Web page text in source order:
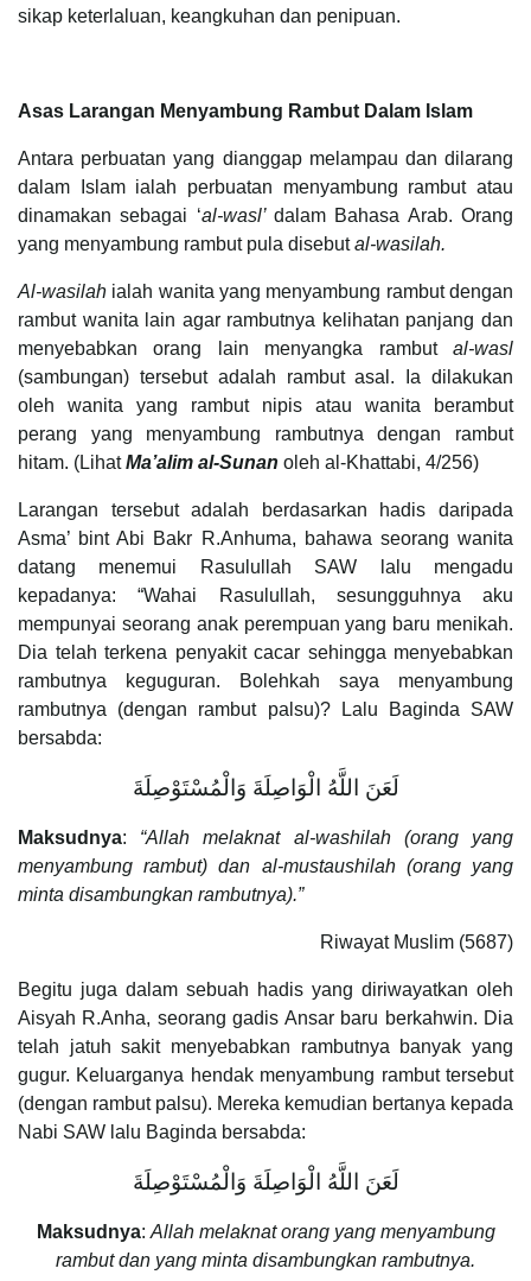
sikap keterlaluan, keangkuhan dan penipuan.
Asas Larangan Menyambung Rambut Dalam Islam
Antara perbuatan yang dianggap melampau dan dilarang
dalam Islam ialah perbuatan menyambung rambut atau
dinamakan sebagai ‘al-wasl’dalam Bahasa Arab. Orang
yang menyambung rambut pula disebutal-wasilah.
Al-wasilah ialah wanita yang menyambung rambut dengan
rambut wanita lain agar rambutnya kelihatan panjang dan
menyebabkan orang lain menyangka rambut al-wasl
(sambungan) tersebut adalah rambut asal. Ia dilakukan
oleh wanita yang rambut nipis atau wanita berambut
perang yang menyambung rambutnya dengan rambut
hitam. (LihatMa’alim al-Sunan oleh al-Khattabi, 4/256)
Larangan tersebut adalah berdasarkan hadis daripada
Asma’ bint Abi Bakr R.Anhuma, bahawa seorang wanita
datang menemui Rasulullah SAW lalu mengadu
kepadanya: “Wahai Rasulullah, sesungguhnya aku
mempunyai seorang anak perempuan yang baru menikah.
Dia telah terkena penyakit cacar sehingga menyebabkan
rambutnya keguguran. Bolehkah saya menyambung
rambutnya (dengan rambut palsu)? Lalu Baginda SAW
bersabda:
لَعَنَ اللَّهُ الْوَاصِلَةَ وَالْمُسْتَوْصِلَةَ
Maksudnya: “Allah melaknat al-washilah (orang yang
menyambung rambut) dan al-mustaushilah (orang yang
minta disambungkan rambutnya).”
Riwayat Muslim (5687)
Begitu juga dalam sebuah hadis yang diriwayatkan oleh
Aisyah R.Anha, seorang gadis Ansar baru berkahwin. Dia
telah jatuh sakit menyebabkan rambutnya banyak yang
gugur. Keluarganya hendak menyambung rambut tersebut
(dengan rambut palsu). Mereka kemudian bertanya kepada
Nabi SAW lalu Baginda bersabda:
لَعَنَ اللَّهُ الْوَاصِلَةَ وَالْمُسْتَوْصِلَةَ
Maksudnya: Allah melaknat orang yang menyambung
rambut dan yang minta disambungkan rambutnya.